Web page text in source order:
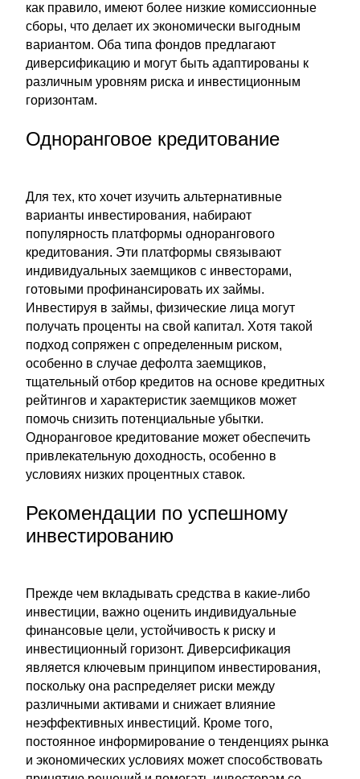
как правило, имеют более низкие комиссионные
сборы, что делает их экономически выгодным
вариантом. Оба типа фондов предлагают
диверсификацию и могут быть адаптированы к
различным уровням риска и инвестиционным
горизонтам.
Одноранговое кредитование
Для тех, кто хочет изучить альтернативные
варианты инвестирования, набирают
популярность платформы однорангового
кредитования. Эти платформы связывают
индивидуальных заемщиков с инвесторами,
готовыми профинансировать их займы.
Инвестируя в займы, физические лица могут
получать проценты на свой капитал. Хотя такой
подход сопряжен с определенным риском,
особенно в случае дефолта заемщиков,
тщательный отбор кредитов на основе кредитных
рейтингов и характеристик заемщиков может
помочь снизить потенциальные убытки.
Одноранговое кредитование может обеспечить
привлекательную доходность, особенно в
условиях низких процентных ставок.
Рекомендации по успешному
инвестированию
Прежде чем вкладывать средства в какие-либо
инвестиции, важно оценить индивидуальные
финансовые цели, устойчивость к риску и
инвестиционный горизонт. Диверсификация
является ключевым принципом инвестирования,
поскольку она распределяет риски между
различными активами и снижает влияние
неэффективных инвестиций. Кроме того,
постоянное информирование о тенденциях рынка
и экономических условиях может способствовать